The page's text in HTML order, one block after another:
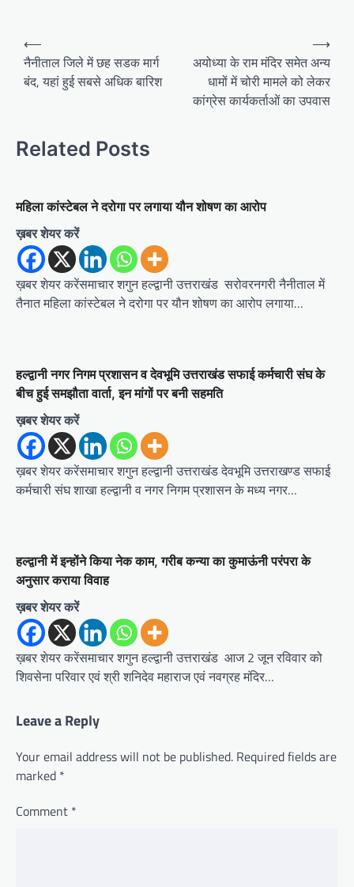
o
n
a
i
g
a
t
i
⟵
नैनीताल जिले में छह सडक मार्ग
बंद, यहां हुई सबसे अधिक बारिश
अयोध्या के राम मंदिर समेत अन्य
धामों में चोरी मामले को लेकर
कांग्रेस कार्यकर्ताओं का उपवास
⟶
Related Posts
महिला कांस्टेबल ने दरोगा पर लगाया यौन शोषण का आरोप
ख़बर शेयर करें
ख़बर शेयर करेंसमाचार शगुन हल्द्वानी उत्तराखंड सरोवरनगरी नैनीताल में
तैनात महिला कांस्टेबल ने दरोगा पर यौन शोषण का आरोप लगाया…
हल्द्वानी नगर निगम प्रशासन व देवभूमि उत्तराखंड सफाई कर्मचारी संघ के
बीच हुई समझौता वार्ता, इन मांगों पर बनी सहमति
ख़बर शेयर करें
ख़बर शेयर करेंसमाचार शगुन हल्द्वानी उत्तराखंड देवभूमि उत्तराखण्ड सफाई
कर्मचारी संघ शाखा हल्द्वानी व नगर निगम प्रशासन के मध्य नगर…
हल्द्वानी में इन्होंने किया नेक काम, गरीब कन्या का कुमाऊंनी परंपरा के
अनुसार कराया विवाह
ख़बर शेयर करें
ख़बर शेयर करेंसमाचार शगुन हल्द्वानी उत्तराखंड आज 2 जून रविवार को
शिवसेना परिवार एवं श्री शनिदेव महाराज एवं नवग्रह मंदिर…
Leave a Reply
Your email address will not be published. Required fields are
marked *
Comment *